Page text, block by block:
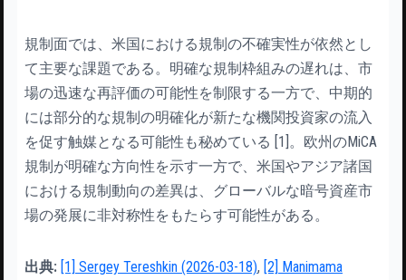
規制面では、米国における規制の不確実性が依然とし
て主要な課題である。明確な規制枠組みの遅れは、市
場の迅速な再評価の可能性を制限する一方で、中期的
には部分的な規制の明確化が新たな機関投資家の流入
を促す触媒となる可能性も秘めている [1]。欧州のMiCA
規制が明確な方向性を示す一方で、米国やアジア諸国
における規制動向の差異は、グローバルな暗号資産市
場の発展に非対称性をもたらす可能性がある。
出典: [1] Sergey Tereshkin (2026-03-18), [2] Manimama